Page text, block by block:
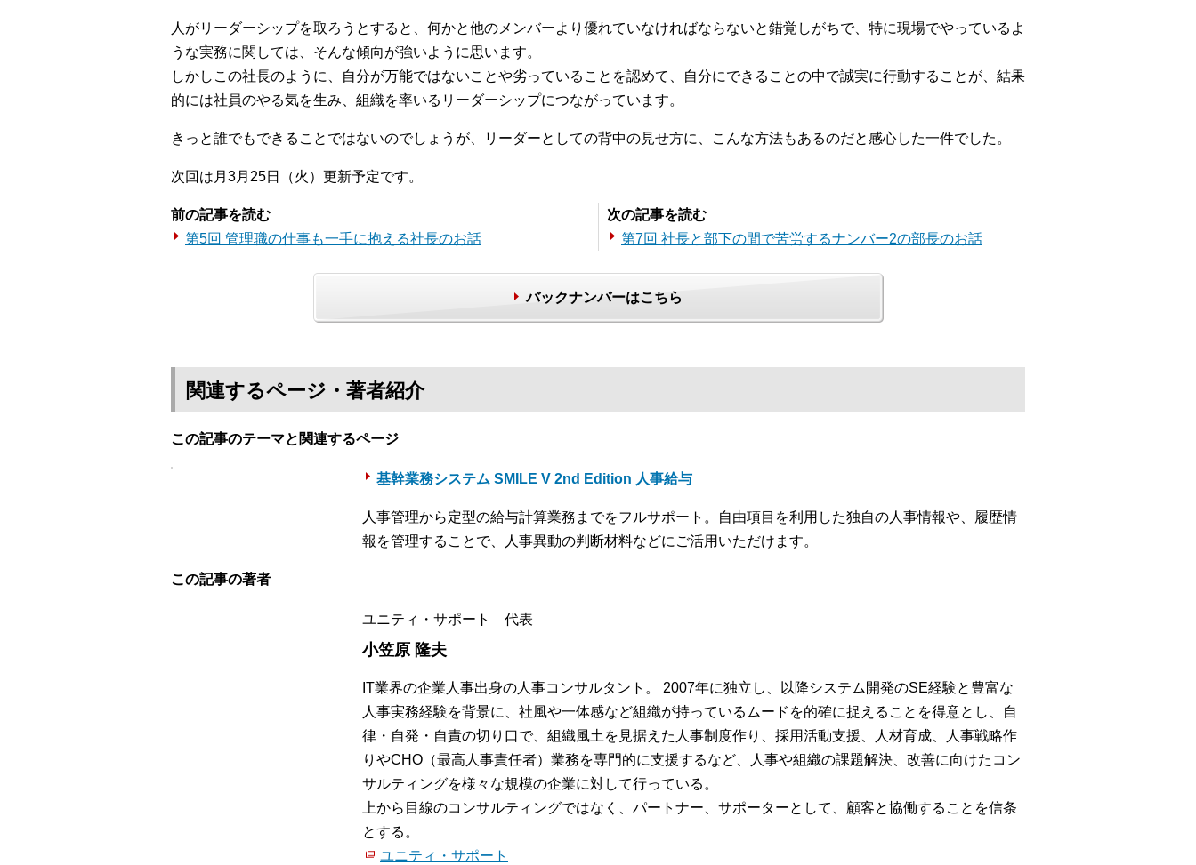
人がリーダーシップを取ろうとすると、何かと他のメンバーより優れていなければならないと錯覚しがちで、特に現場でやっているよ
うな実務に関しては、そんな傾向が強いように思います。
しかしこの社長のように、自分が万能ではないことや劣っていることを認めて、自分にできることの中で誠実に行動することが、結果
的には社員のやる気を生み、組織を率いるリーダーシップにつながっています。
きっと誰でもできることではないのでしょうが、リーダーとしての背中の見せ方に、こんな方法もあるのだと感心した一件でした。
次回は月3月25日（火）更新予定です。
前の記事を読む
第5回 管理職の仕事も一手に抱える社長のお話
次の記事を読む
第7回 社長と部下の間で苦労するナンバー2の部長のお話
バックナンバーはこちら
関連するページ・著者紹介
この記事のテーマと関連するページ
基幹業務システム SMILE V 2nd Edition 人事給与
人事管理から定型の給与計算業務までをフルサポート。自由項目を利用した独自の人事情報や、履歴情
報を管理することで、人事異動の判断材料などにご活用いただけます。
この記事の著者
ユニティ・サポート 代表
小笠原 隆夫
IT業界の企業人事出身の人事コンサルタント。 2007年に独立し、以降システム開発のSE経験と豊富な
人事実務経験を背景に、社風や一体感など組織が持っているムードを的確に捉えることを得意とし、自
律・自発・自責の切り口で、組織風土を見据えた人事制度作り、採用活動支援、人材育成、人事戦略作
りやCHO（最高人事責任者）業務を専門的に支援するなど、人事や組織の課題解決、改善に向けたコン
サルティングを様々な規模の企業に対して行っている。
上から目線のコンサルティングではなく、パートナー、サポーターとして、顧客と協働することを信条
とする。
ユニティ・サポート